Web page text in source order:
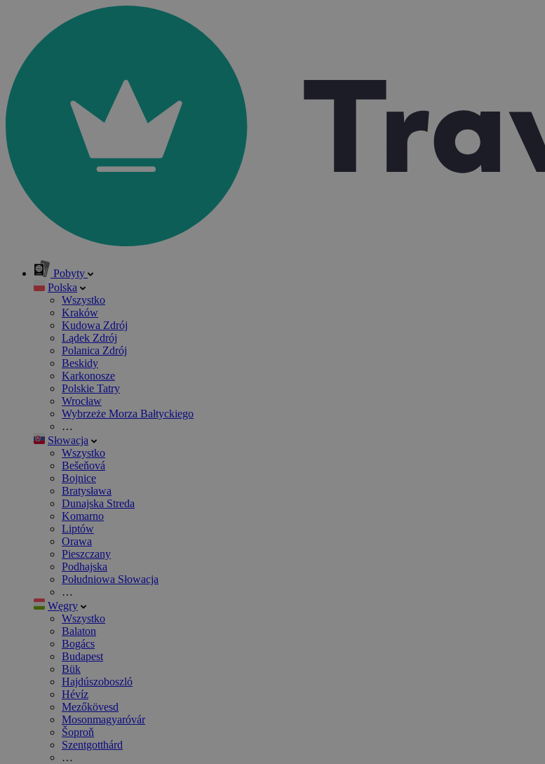
Pobyty
Polska
Wszystko
Kraków
Kudowa Zdrój
Lądek Zdrój
Polanica Zdrój
Beskidy
Karkonosze
Polskie Tatry
Wrocław
Wybrzeże Morza Bałtyckiego
…
Słowacja
Wszystko
Bešeňová
Bojnice
Bratysława
Dunajska Streda
Komarno
Liptów
Orawa
Pieszczany
Podhajska
Południowa Słowacja
…
Węgry
Wszystko
Balaton
Bogács
Budapest
Bük
Hajdúszoboszló
Hévíz
Mezőkövesd
Mosonmagyaróvár
Šoproň
Szentgotthárd
…